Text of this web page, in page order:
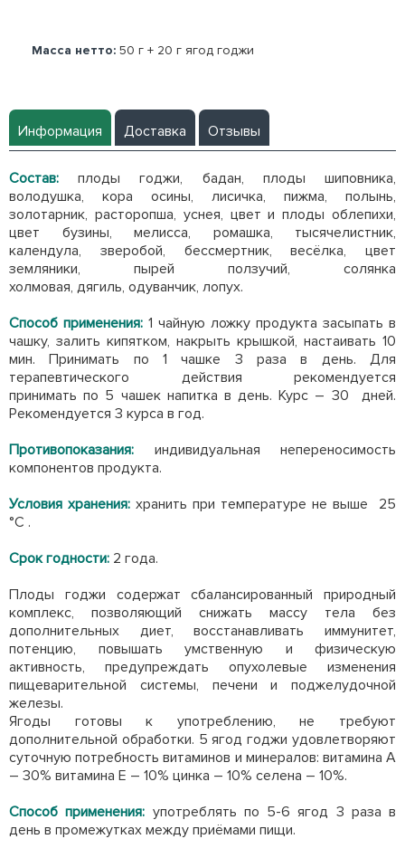
Масса нетто: 50 г + 20 г ягод годжи
Информация Доставка Отзывы
Состав: плоды годжи, бадан, плоды шиповника,
володушка, кора осины, лисичка, пижма, полынь,
золотарник, расторопша, уснея, цвет и плоды облепихи,
цвет бузины, мелисса, ромашка, тысячелистник,
календула, зверобой, бессмертник, весёлка, цвет
земляники, пырей ползучий, солянка
холмовая, дягиль, одуванчик, лопух.
Способ применения: 1 чайную ложку продукта засыпать в
чашку, залить кипятком, накрыть крышкой, настаивать 10
мин. Принимать по 1 чашке 3 раза в день. Для
терапевтического действия рекомендуется
принимать по 5 чашек напитка в день. Курс – 30 дней.
Рекомендуется 3 курса в год.
Противопоказания: индивидуальная непереносимость
компонентов продукта.
Условия хранения: хранить при температуре не выше 25
°С .
Срок годности: 2 года.
Плоды годжи содержат сбалансированный природный
комплекс, позволяющий снижать массу тела без
дополнительных диет, восстанавливать иммунитет,
потенцию, повышать умственную и физическую
активность, предупреждать опухолевые изменения
пищеварительной системы, печени и поджелудочной
железы.
Ягоды готовы к употреблению, не требуют
дополнительной обработки. 5 ягод годжи удовлетворяют
суточную потребность витаминов и минералов: витамина А
– 30% витамина Е – 10% цинка – 10% селена – 10%.
Способ применения: употреблять по 5-6 ягод 3 раза в
день в промежутках между приёмами пищи.